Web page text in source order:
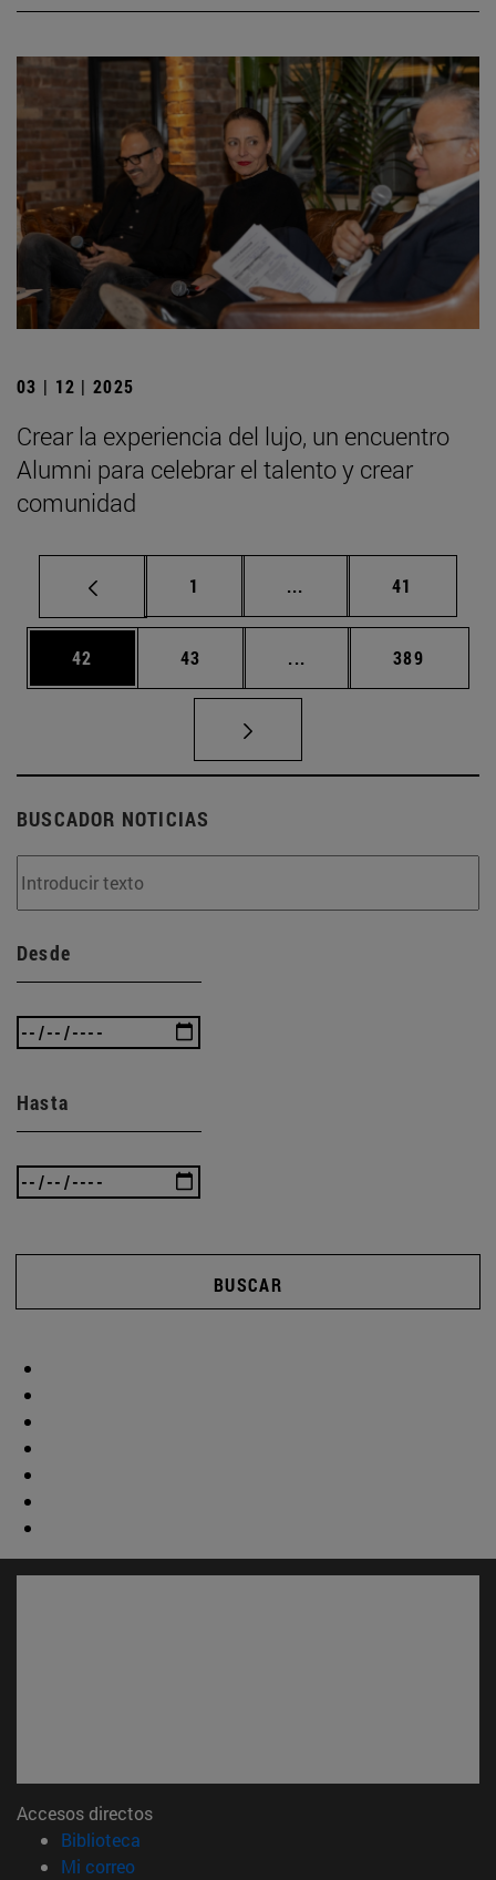
03 | 12 | 2025
Crear la experiencia del lujo, un encuentro
Alumni para celebrar el talento y crear
comunidad
Página
1 ... Páginas intermedias
Página
41
Página
42 Página
43 ... Páginas intermedias
Página
389
BUSCADOR NOTICIAS
Desde
Hasta
BUSCAR
Accesos directos
Biblioteca
Mi correo(abre en nueva ventana)